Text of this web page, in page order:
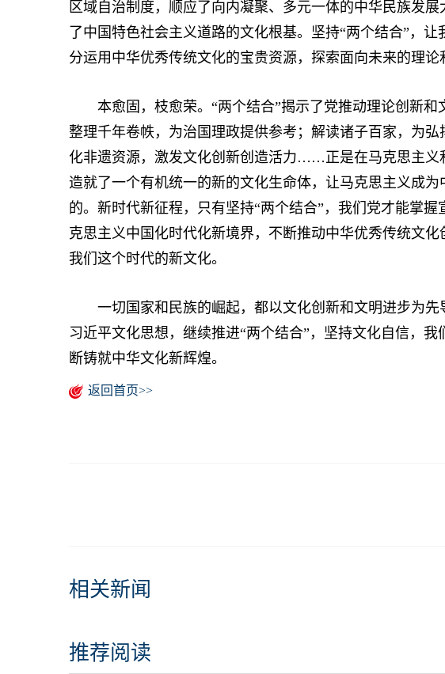
区域自治制度，顺应了向内凝聚、多元一体的中华民族发
了中国特色社会主义道路的文化根基。坚持“两个结合”，
分运用中华优秀传统文化的宝贵资源，探索面向未来的理论
本愈固，枝愈荣。“两个结合”揭示了党推动理论创新和
整理千年卷帙，为治国理政提供参考；解读诸子百家，为
化非遗资源，激发文化创新创造活力……正是在马克思主义
造就了一个有机统一的新的文化生命体，让马克思主义成
的。新时代新征程，只有坚持“两个结合”，我们党才能掌
克思主义中国化时代化新境界，不断推动中华优秀传统文
我们这个时代的新文化。
一切国家和民族的崛起，都以文化创新和文明进步为先
习近平文化思想，继续推进“两个结合”，坚持文化自信，
断铸就中华文化新辉煌。
返回首页>>
相关新闻
推荐阅读